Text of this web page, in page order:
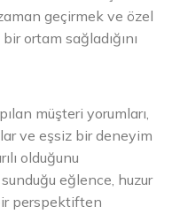
geçirmek ve özel
ortam sağladığını
müşteri yorumları,
ve eşsiz bir deneyim
olduğunu
eğlence, huzur
perspektiften